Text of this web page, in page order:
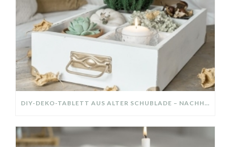
DIY-DEKO-TABLETT AUS ALTER SCHUBLADE – NACHHALTIGE HERBSTDEKO SELBER MACHEN!